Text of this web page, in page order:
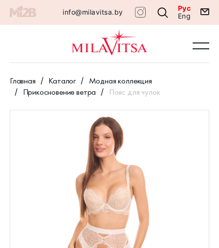
info@milavitsa.by
Рус
Eng
Главная Каталог
Модная коллекция
Прикосновение ветра
Пояс для чулок